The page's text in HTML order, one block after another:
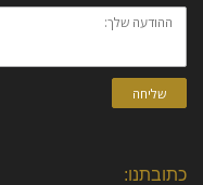
ההודעה
שלך:
שליחה
כתובתנו: